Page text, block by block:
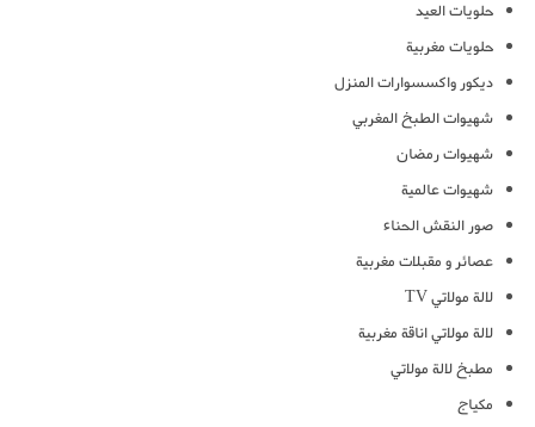
حلويات العيد
حلويات مغربية
ديكور واكسسوارات المنزل
شهيوات الطبخ المغربي
شهيوات رمضان
شهيوات عالمية
صور النقش الحناء
عصائر و مقبلات مغربية
لالة مولاتي TV
لالة مولاتي اناقة مغربية
مطبخ لالة مولاتي
مكياج